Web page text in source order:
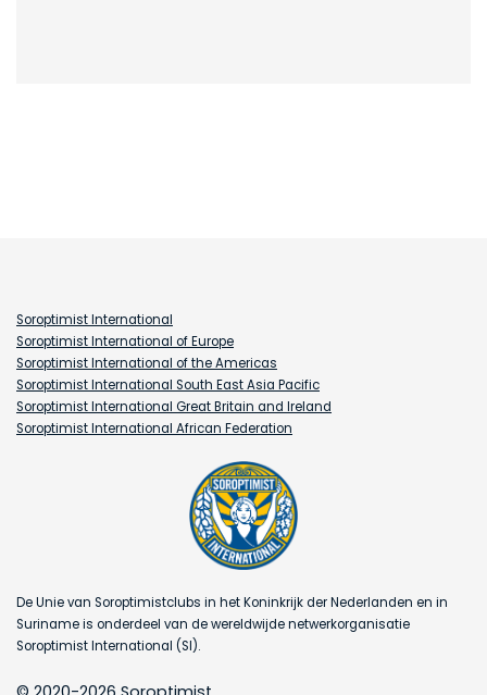
Soroptimist International
Soroptimist International of Europe
Soroptimist International of the Americas
Soroptimist International South East Asia Pacific
Soroptimist International Great Britain and Ireland
Soroptimist International African Federation
De Unie van Soroptimistclubs in het Koninkrijk der Nederlanden en in
Suriname is onderdeel van de wereldwijde netwerkorganisatie
Soroptimist International (SI).